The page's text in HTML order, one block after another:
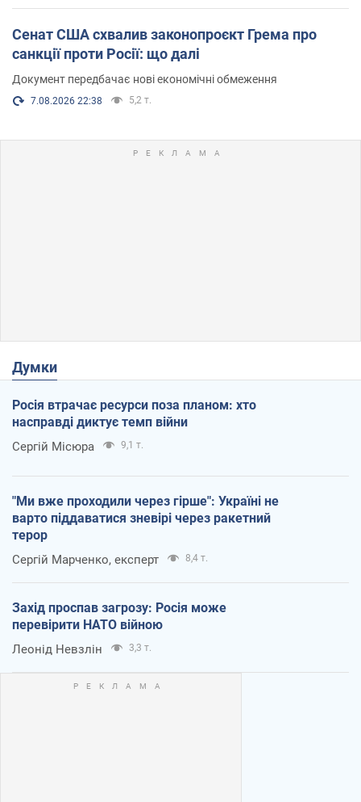
Сенат США схвалив законопроєкт Грема про
санкції проти Росії: що далі
Документ передбачає нові економічні обмеження
7.08.2026 22:38 5,2 т.
Думки
Росія втрачає ресурси поза планом: хто
насправді диктує темп війни
Сергій Місюра 9,1 т.
"Ми вже проходили через гірше": Україні не
варто піддаватися зневірі через ракетний
терор
Сергій Марченко, експерт 8,4 т.
Захід проспав загрозу: Росія може
перевірити НАТО війною
Леонід Невзлін 3,3 т.